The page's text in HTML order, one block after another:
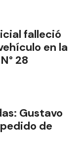
falleció
en la
28
Gustavo
de